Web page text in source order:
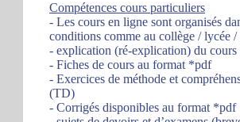
Compétences cours particuliers
- Les cours en ligne sont organisés
conditions comme au collège / lycée /
- explication (ré-explication) du cours
- Fiches de cours au format *pdf
- Exercices de méthode et
(TD)
- Corrigés disponibles au format *pdf